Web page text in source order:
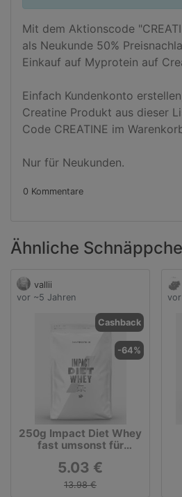
Mit dem Aktionscode
als Neukunde 50%
Einkauf auf Myprotein auf
Einfach Kundenkonto
Creatine Produkt aus dieser
Code CREATINE im
Nur für Neukunden.
0 Kommentare
Ähnliche
vallii
vor ~5 Jahren
Cashback
-64%
250g Impact Diet Whey
fast umsonst für
Versandkosten
5.03 €
13.98 €